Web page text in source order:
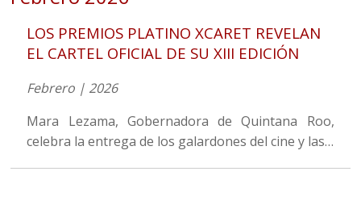
LOS PREMIOS PLATINO XCARET REVELAN
EL CARTEL OFICIAL DE SU XIII EDICIÓN
Febrero | 2026
Mara Lezama, Gobernadora de Quintana Roo,
celebra la entrega de los galardones del cine y las…